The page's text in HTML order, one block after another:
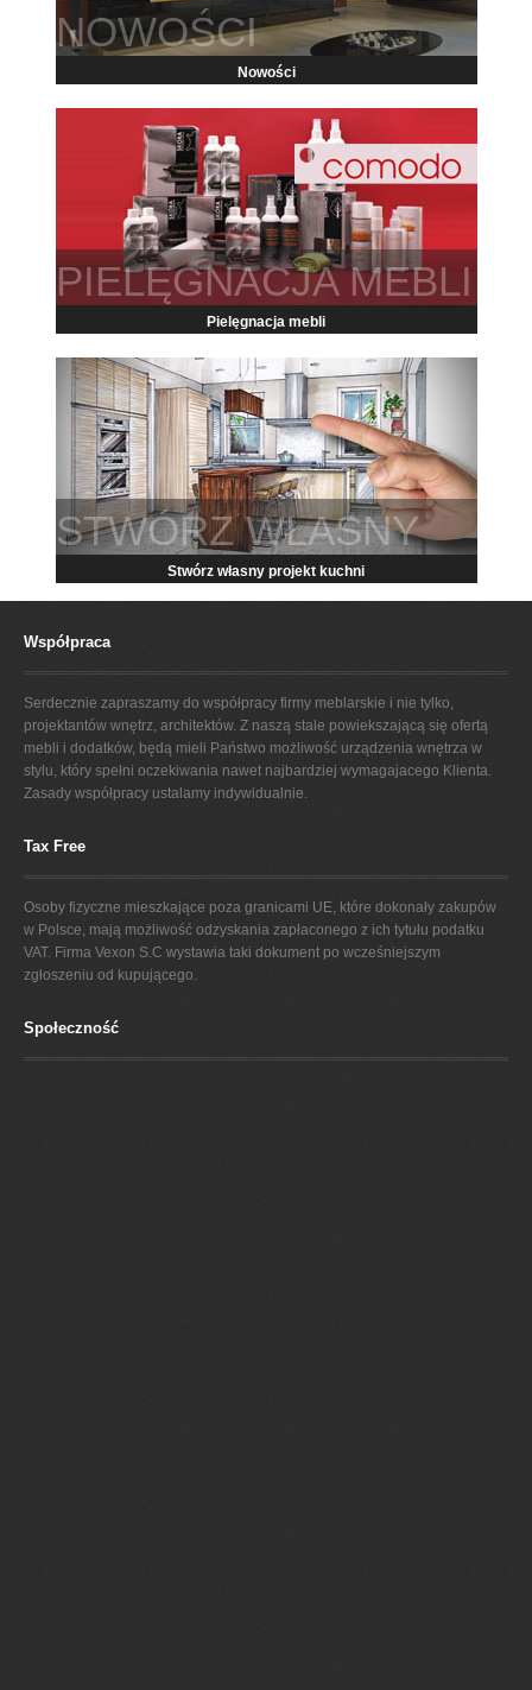
NOWOŚCI
Nowości
PIELĘGNACJA MEBLI
Pielęgnacja mebli
STWÓRZ WŁASNY
PROJEKT KUCHNI
Stwórz własny projekt kuchni
Współpraca
Serdecznie zapraszamy do współpracy firmy meblarskie i nie tylko,
projektantów wnętrz, architektów. Z naszą stale powiekszającą się ofertą
mebli i dodatków, będą mieli Państwo możliwość urządzenia wnętrza w
stylu, który spełni oczekiwania nawet najbardziej wymagajacego Klienta.
Zasady współpracy ustalamy indywidualnie.
Tax Free
Osoby fizyczne mieszkające poza granicami UE, które dokonały zakupów
w Polsce, mają możliwość odzyskania zapłaconego z ich tytułu podatku
VAT. Firma Vexon S.C wystawia taki dokument po wcześniejszym
zgłoszeniu od kupującego.
Społeczność